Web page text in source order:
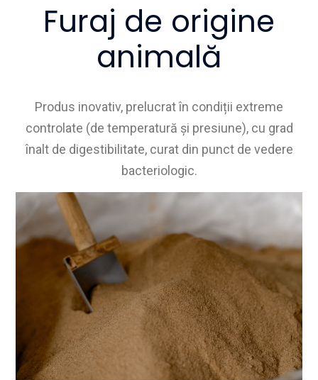
Furaj de origine
animală
Produs inovativ, prelucrat în condiții extreme
controlate (de temperatură și presiune), cu grad
înalt de digestibilitate, curat din punct de vedere
bacteriologic.